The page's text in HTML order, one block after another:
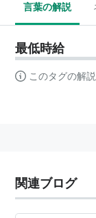
言葉の解説
最低時給
このタグの解
関連ブログ